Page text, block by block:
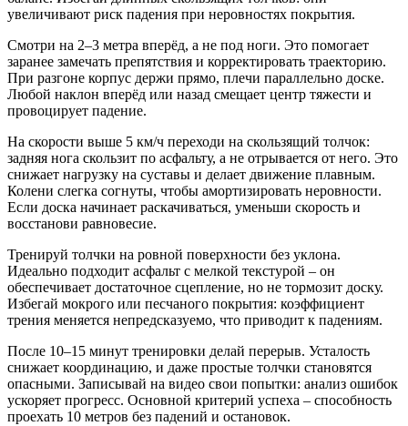
увеличивают риск падения при неровностях покрытия.
Смотри на 2–3 метра вперёд, а не под ноги. Это помогает
заранее замечать препятствия и корректировать траекторию.
При разгоне корпус держи прямо, плечи параллельно доске.
Любой наклон вперёд или назад смещает центр тяжести и
провоцирует падение.
На скорости выше 5 км/ч переходи на скользящий толчок:
задняя нога скользит по асфальту, а не отрывается от него. Это
снижает нагрузку на суставы и делает движение плавным.
Колени слегка согнуты, чтобы амортизировать неровности.
Если доска начинает раскачиваться, уменьши скорость и
восстанови равновесие.
Тренируй толчки на ровной поверхности без уклона.
Идеально подходит асфальт с мелкой текстурой – он
обеспечивает достаточное сцепление, но не тормозит доску.
Избегай мокрого или песчаного покрытия: коэффициент
трения меняется непредсказуемо, что приводит к падениям.
После 10–15 минут тренировки делай перерыв. Усталость
снижает координацию, и даже простые толчки становятся
опасными. Записывай на видео свои попытки: анализ ошибок
ускоряет прогресс. Основной критерий успеха – способность
проехать 10 метров без падений и остановок.